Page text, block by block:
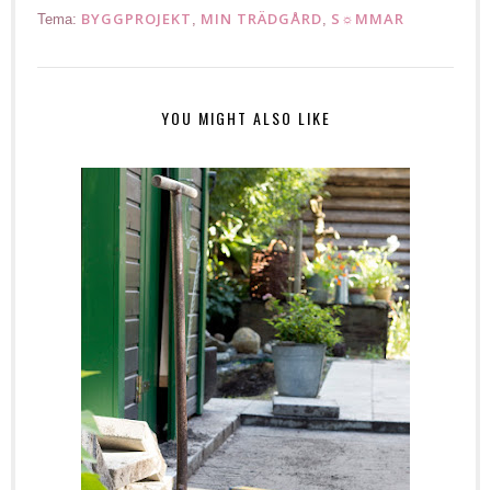
Tema: BYGGPROJEKT MIN TRÄDGÅRD S☼MMAR
YOU MIGHT ALSO LIKE